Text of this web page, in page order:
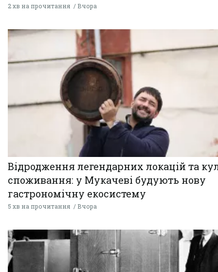
2 хв на прочитання Вчора
Відродження легендарних локацій та
споживання: у Мукачеві будують нову
гастрономічну екосистему
5 хв на прочитання Вчора